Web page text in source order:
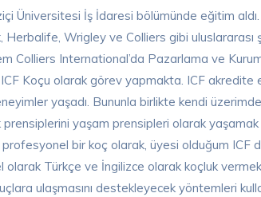
Üniversitesi İş İdaresi bölümünde eğitim
Herbalife, Wrigley ve Colliers gibi
Colliers International’da Pazarlama ve
Koçu olarak görev yapmakta. ICF akredite
yaşadı. Bununla birlikte kendi
yaşam prensipleri olarak
bir koç olarak, üyesi olduğum ICF
Türkçe ve İngilizce olarak koçluk
ulaşmasını destekleyecek yöntemleri